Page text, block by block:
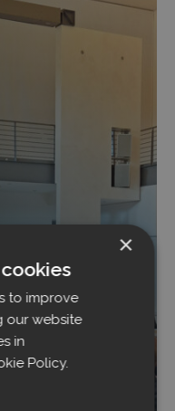
auf
des VDKF
×
to improve
our website
in
Policy.